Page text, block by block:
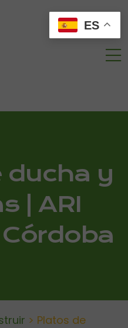
ducha y
| ARI
Córdoba
> Platos de
ES